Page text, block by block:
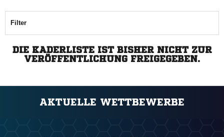
Filter
DIE KADERLISTE IST BISHER NICHT ZUR
VERÖFFENTLICHUNG FREIGEGEBEN.
AKTUELLE WETTBEWERBE